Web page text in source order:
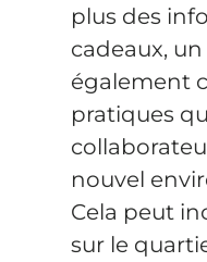
plus des
cadeaux,
également
pratiques
nouvel
Cela peut
sur le